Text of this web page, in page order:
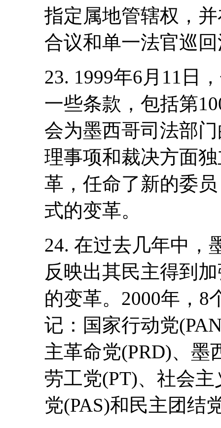
指定属地管辖权，
合议和单一法官巡
23. 1999年6月11日
一些条款，包括第
会为墨西哥司法部
理事项和裁决方面
革，任命了新的委
式的变革。
24. 在过去几年中，
反映出其民主得到
的变革。2000年，8
记：国家行动党
主革命党(PRD)、墨
劳工党(PT)、社会
党(PAS)和民主团结